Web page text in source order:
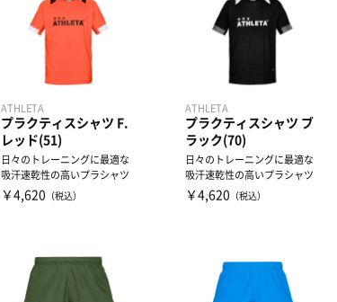
ATHLETA
プラクティスシャツ F.
レッド(51)
日々のトレーニングに最適な
吸汗速乾性の高いプラシャツ
￥4,620 （税込）
ATHLETA
プラクティスシャツ ブ
ラック(70)
日々のトレーニングに最適な
吸汗速乾性の高いプラシャツ
￥4,620 （税込）